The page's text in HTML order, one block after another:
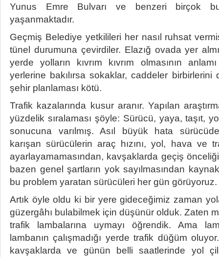
Yunus Emre Bulvarı ve benzeri birçok
yaşanmaktadır.
Geçmiş Belediye yetkilileri her nasıl ruhsat
tünel durumuna çevirdiler. Elazığ ovada yer
yerde yolların kıvrım kıvrım olmasının
yerlerine bakılırsa sokaklar, caddeler birbirlerini
şehir planlaması kötü.
Trafik kazalarında kusur aranır. Yapılan
yüzdelik sıralaması şöyle: Sürücü, yaya, taşıt,
sonucuna varılmış. Asıl büyük hata
karışan sürücülerin araç hızını, yol, hava ve
ayarlayamamasından, kavşaklarda geçiş
bazen genel şartların yok sayılmasından
bu problem yaratan sürücüleri her gün görüyoruz.
Artık öyle oldu ki bir yere gideceğimiz zaman
güzergâhı bulabilmek için düşünür olduk. Zaten
trafik lambalarına uymayı öğrendik. Ama
lambanın çalışmadığı yerde trafik düğüm
kavşaklarda ve günün belli saatlerinde yol